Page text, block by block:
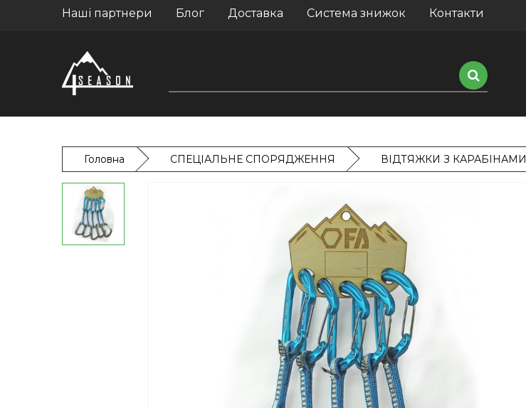
Наші партнери Блог Доставка Система знижок Контакти
Головна СПЕЦІАЛЬНЕ СПОРЯДЖЕННЯ ВІДТЯЖКИ З КАРАБІНАМИ